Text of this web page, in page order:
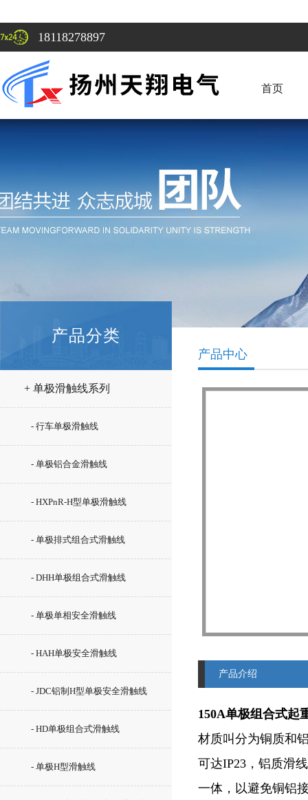
18118278897
首页
产品分类
+ 单极滑触线系列
- 行车单极滑触线
- 单极铝合金滑触线
- HXPnR-H型单极滑触线
- 单极排式组合式滑触线
- DHH单极组合式滑触线
- 单极单相安全滑触线
- HAH单极安全滑触线
- JDC铝制H型单极安全滑触线
- HD单极组合式滑触线
- 单极H型滑触线
产品中心
产品介绍
150A单极组合式起
材质叫分为铜质和
可达IP23，铝质滑
一体，以避免铜铝